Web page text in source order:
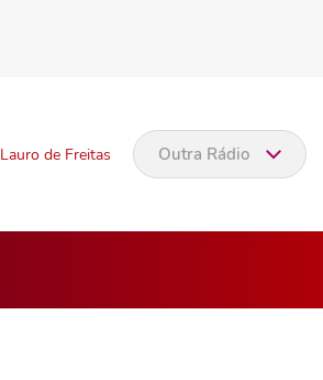
Lauro de Freitas Outra Rádio